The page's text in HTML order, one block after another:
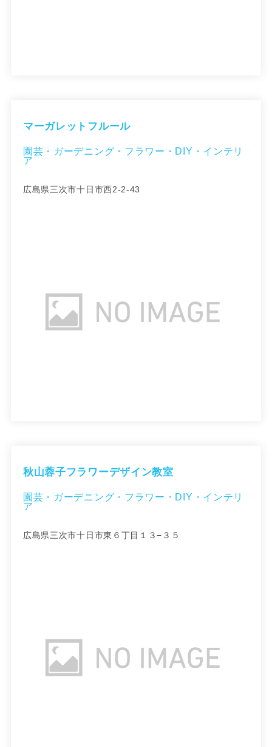
マーガレットフルール
園芸・ガーデニング・フラワー・DIY・インテリ
ア
広島県三次市十日市西2-2-43
秋山蓉子フラワーデザイン教室
園芸・ガーデニング・フラワー・DIY・インテリ
ア
広島県三次市十日市東６丁目１３−３５